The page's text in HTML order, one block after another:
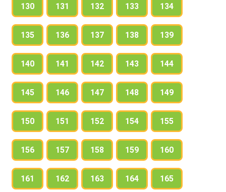
130 131 132 133 134
135 136 137 138 139
140 141 142 143 144
145 146 147 148 149
150 151 152 154 155
156 157 158 159 160
161 162 163 164 165